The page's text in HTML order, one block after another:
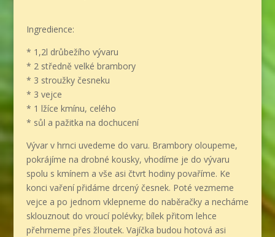
Ingredience:
* 1,2l drůbežího vývaru
* 2 středně velké brambory
* 3 stroužky česneku
* 3 vejce
* 1 lžíce kmínu, celého
* sůl a pažitka na dochucení
Vývar v hrnci uvedeme do varu. Brambory oloupeme,
pokrájíme na drobné kousky, vhodíme je do vývaru
spolu s kmínem a vše asi čtvrt hodiny povaříme. Ke
konci vaření přidáme drcený česnek. Poté vezmeme
vejce a po jednom vklepneme do naběračky a necháme
sklouznout do vroucí polévky; bílek přitom lehce
přehrneme přes žloutek. Vajíčka budou hotová asi